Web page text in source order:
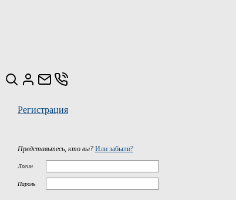
Регистрация
Представьтесь, кто вы? Или забыли?
Логин
Пароль